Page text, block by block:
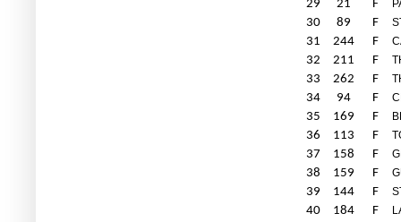
29 21 F
30 89 F
31 244 F
32 211 F
33 262 F
34 94 F
35 169 F
36 113 F
37 158 F
38 159 F
39 144 F
40 184 F